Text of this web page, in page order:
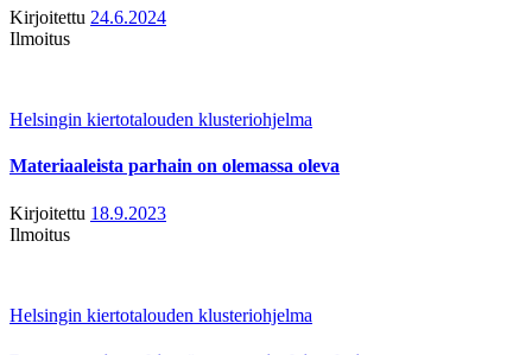
Kirjoitettu 24.6.2024
Ilmoitus
Helsingin kiertotalouden klusteriohjelma
Materiaaleista parhain on olemassa oleva
Kirjoitettu 18.9.2023
Ilmoitus
Helsingin kiertotalouden klusteriohjelma